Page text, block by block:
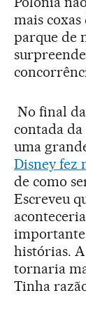
mais
parque de
No final
contada
uma
Disney fez
de como
Escreveu
histórias. A
tornaria
Tinha